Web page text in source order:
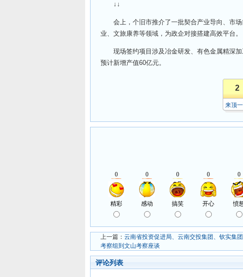
↓↓
会上，个旧市推介了一批契合产业导向、市场
业、文旅康养等领域，为政企对接搭建高效平台。
现场签约项目涉及冶金研发、有色金属精深加
预计新增产值60亿元。
2
来顶
上一篇： 云南省投资促进局、云南交投集团、钦实集
考察组到文山考察座谈
评论列表